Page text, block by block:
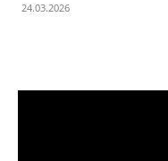
24.03.2026